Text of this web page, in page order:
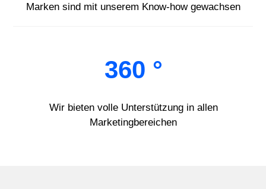
Marken sind mit unserem Know-how gewachsen
360 °
Wir bieten volle Unterstützung in allen
Marketingbereichen